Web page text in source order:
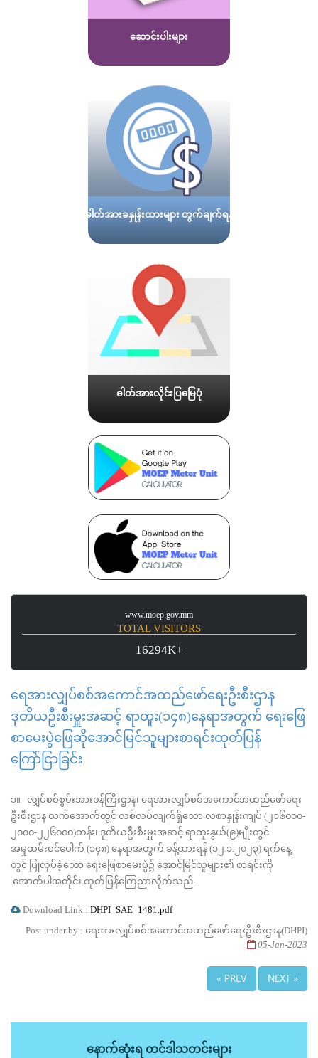
ဆောင်းပါးများ
ဓါတ်အားခနှုန်းထားများ တွက်ချက်ရန်
ဓါတ်အားလိုင်းပြမြေပုံ
www.moep.gov.mm
TOTAL VISITORS
16294K+
ရေအားလျှပ်စစ်အကောင်အထည်ဖော်ရေးဦးစီးဌာန
ဒုတိယဦးစီးမှူးအဆင့် ရာထူး(၁၄၈)နေရာအတွက် ရေးဖြေ
စာမေးပွဲဖြေဆိုအောင်မြင်သူများစာရင်းထုတ်ပြန်
ကြော်ငြာခြင်း
၁။ လျှပ်စစ်စွမ်းအားဝန်ကြီးဌာန၊ ရေအားလျှပ်စစ်အကောင်အထည်ဖော်ရေး
ဦးစီးဌာန လက်အောက်တွင် လစ်လပ်လျက်ရှိသော လစာနှုန်းကျပ် (၂၁၆၀၀၀-
၂၀၀၀-၂၂၆၀၀၀)တန်း၊ ဒုတိယဦးစီးမှူးအဆင့် ရာထူးနွယ်(၉)မျိုးတွင်
အမှုထမ်းဝင်ပေါက် (၁၄၈) နေရာအတွက် ခန့်ထားရန် (၁၂.၁.၂၀၂၃) ရက်နေ့
တွင် ပြုလုပ်ခဲ့သော ရေးဖြေစာမေးပွဲ၌ အောင်မြင်သူများ၏ စာရင်းကို
အောက်ပါအတိုင်း ထုတ်ပြန်ကြေညာလိုက်သည်-
Download Link : DHPI_SAE_1481.pdf
Post under by : ရေအားလျှပ်စစ်အကောင်အထည်ဖော်ရေးဦးစီးဌာန(DHPI)
05-Jan-2023
« PREV NEXT »
နောက်ဆုံးရ တင်ဒါသတင်းများ